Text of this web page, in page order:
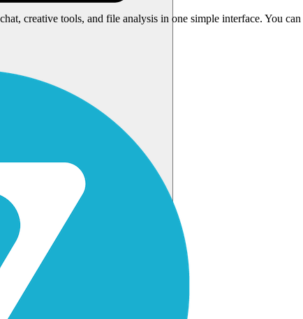
creative tools, and file analysis in one simple interface. You